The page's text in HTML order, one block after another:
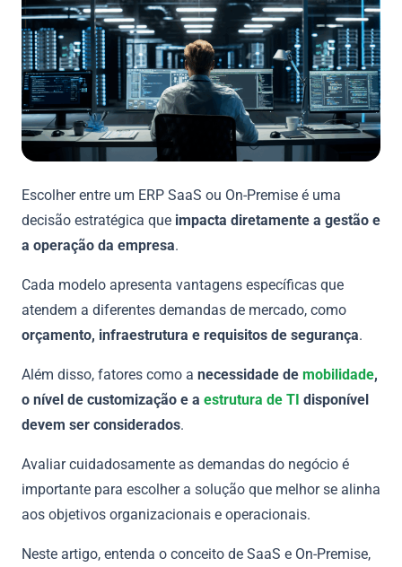
Escolher entre um ERP SaaS ou On-Premise é uma
decisão estratégica que impacta diretamente a gestão e
a operação da empresa.
Cada modelo apresenta vantagens específicas que
atendem a diferentes demandas de mercado, como
orçamento, infraestrutura e requisitos de segurança.
Além disso, fatores como a necessidade de mobilidade,
o nível de customização e a estrutura de TI disponível
devem ser considerados.
Avaliar cuidadosamente as demandas do negócio é
importante para escolher a solução que melhor se alinha
aos objetivos organizacionais e operacionais.
Neste artigo, entenda o conceito de SaaS e On-Premise,